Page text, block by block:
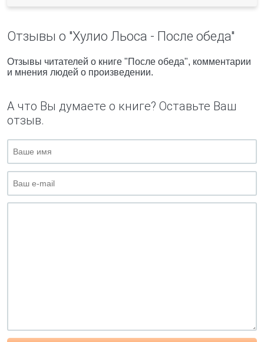
Отзывы о "Хулио Льоса - После обеда"
Отзывы читателей о книге "После обеда", комментарии
и мнения людей о произведении.
А что Вы думаете о книге? Оставьте Ваш
отзыв.